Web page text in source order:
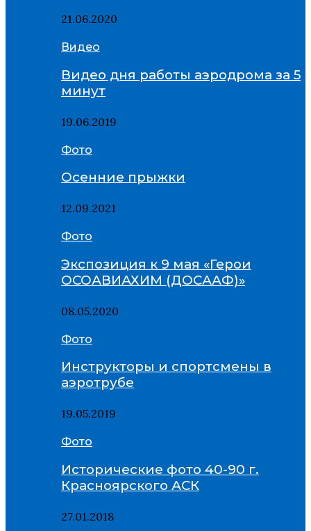
21.06.2020
Видео
Видео дня работы аэродрома за 5
минут
19.06.2019
Фото
Осенние прыжки
12.09.2021
Фото
Экспозиция к 9 мая «Герои
ОСОАВИАХИМ (ДОСААФ)»
08.05.2020
Фото
Инструкторы и спортсмены в
аэротрубе
19.05.2019
Фото
Исторические фото 40-90 г.
Красноярского АСК
27.01.2018